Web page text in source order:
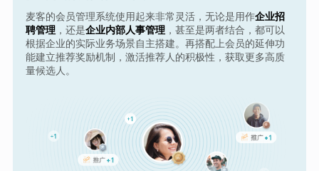
麦客的会员管理系统使用起来非常灵活，无论是用作企业招
聘管理，还是企业内部人事管理，甚至是两者结合，都可以
根据企业的实际业务场景自主搭建。再搭配上会员的延伸功
能建立推荐奖励机制，激活推荐人的积极性，获取更多高质
量候选人。